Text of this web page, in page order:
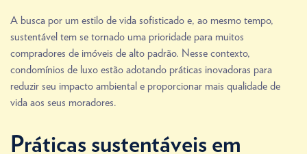
A busca por um estilo de vida sofisticado e, ao mesmo tempo,
sustentável tem se tornado uma prioridade para muitos
compradores de imóveis de alto padrão. Nesse contexto,
condomínios de luxo estão adotando práticas inovadoras para
reduzir seu impacto ambiental e proporcionar mais qualidade de
vida aos seus moradores.
Práticas sustentáveis em